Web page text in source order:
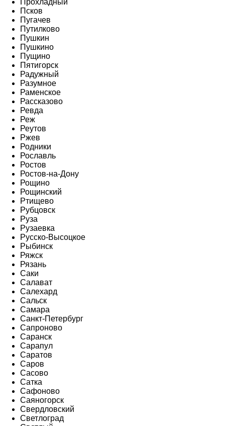
Прохладный
Псков
Пугачев
Путилково
Пушкин
Пушкино
Пущино
Пятигорск
Радужный
Разумное
Раменское
Рассказово
Ревда
Реж
Реутов
Ржев
Родники
Рославль
Ростов
Ростов-на-Дону
Рощино
Рощинский
Ртищево
Рубцовск
Руза
Рузаевка
Русско-Высоцкое
Рыбинск
Ряжск
Рязань
Саки
Салават
Салехард
Сальск
Самара
Санкт-Петербург
Сапроново
Саранск
Сарапул
Саратов
Саров
Сасово
Сатка
Сафоново
Саяногорск
Свердловский
Светлоград